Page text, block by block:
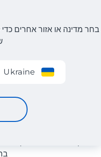
בחר מדינה או אזור אחרים כדי
Ukraineקטלוג חנויות